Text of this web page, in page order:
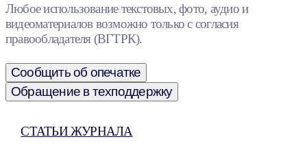
Любое использование текстовых, фото, аудио и
видеоматериалов возможно только с согласия
правообладателя (ВГТРК).
Сообщить об опечатке
Обращение в техподдержку
СТАТЬИ ЖУРНАЛА